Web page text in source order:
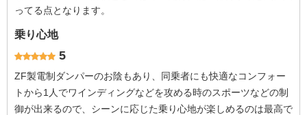
ってる点となります。
乗り心地
5
ZF製電制ダンパーのお陰もあり、同乗者にも快適なコンフォー
トから1人でワインディングなどを攻める時のスポーツなどの制
御が出来るので、シーンに応じた乗り心地が楽しめるのは最高で